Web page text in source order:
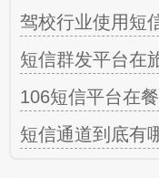
驾校行业使用短
短信群发平台在
106短信平台在
短信通道到底有